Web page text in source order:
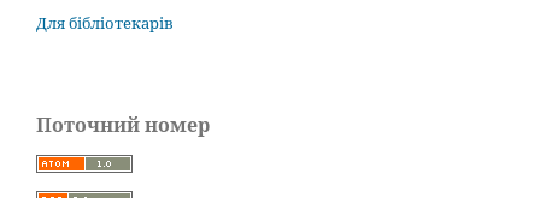
Для бібліотекарів
Поточний номер